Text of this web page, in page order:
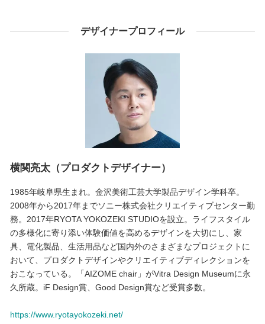
デザイナープロフィール
横関亮太（プロダクトデザイナー）
1985年岐阜県生まれ。金沢美術工芸大学製品デザイン学科卒。
2008年から2017年までソニー株式会社クリエイティブセンター勤
務。2017年RYOTA YOKOZEKI STUDIOを設立。ライフスタイル
の多様化に寄り添い体験価値を高めるデザインを大切にし、家
具、電化製品、生活用品など国内外のさまざまなプロジェクトに
おいて、プロダクトデザインやクリエイティブディレクションを
おこなっている。「AIZOME chair」がVitra Design Museumに永
久所蔵。iF Design賞、Good Design賞など受賞多数。
https://www.ryotayokozeki.net/